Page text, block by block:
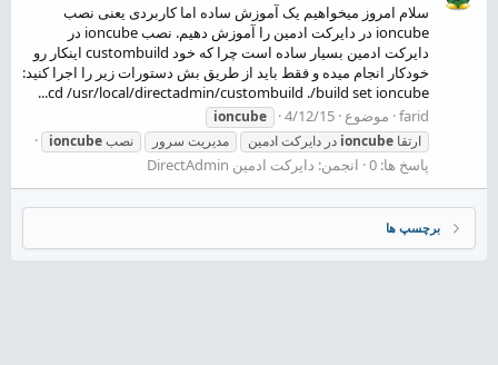
سلام امروز میخواهیم یک آموزش ساده اما کاربردی یعنی نصب
ioncube در دایرکت ادمین را آموزش دهیم. نصب ioncube در
دایرکت ادمین بسیار ساده است چرا که خود custombuild اینکار رو
خودکار انجام میده و فقط باید از طریق بش دستورات زیر را اجرا کنید:
cd /usr/local/directadmin/custombuild ./build set ioncube...
farid موضوع 4/12/15
ioncube
ارتقا ioncube در دایرکت ادمین مدیریت سرور نصبioncube
پاسخ ها: 0 انجمن: دایرکت ادمین DirectAdmin
برچسپ ها